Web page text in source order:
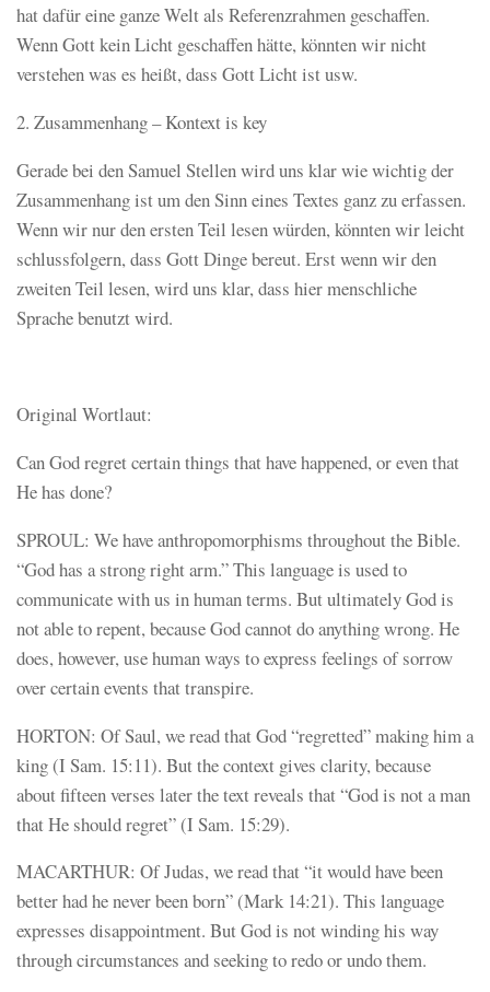
hat dafür eine ganze Welt als Referenzrahmen geschaffen.
Wenn Gott kein Licht geschaffen hätte, könnten wir nicht
verstehen was es heißt, dass Gott Licht ist usw.
2. Zusammenhang – Kontext is key
Gerade bei den Samuel Stellen wird uns klar wie wichtig der
Zusammenhang ist um den Sinn eines Textes ganz zu erfassen.
Wenn wir nur den ersten Teil lesen würden, könnten wir leicht
schlussfolgern, dass Gott Dinge bereut. Erst wenn wir den
zweiten Teil lesen, wird uns klar, dass hier menschliche
Sprache benutzt wird.
Original Wortlaut:
Can God regret certain things that have happened, or even that
He has done?
SPROUL: We have anthropomorphisms throughout the Bible.
“God has a strong right arm.” This language is used to
communicate with us in human terms. But ultimately God is
not able to repent, because God cannot do anything wrong. He
does, however, use human ways to express feelings of sorrow
over certain events that transpire.
HORTON: Of Saul, we read that God “regretted” making him a
king (I Sam. 15:11). But the context gives clarity, because
about fifteen verses later the text reveals that “God is not a man
that He should regret” (I Sam. 15:29).
MACARTHUR: Of Judas, we read that “it would have been
better had he never been born” (Mark 14:21). This language
expresses disappointment. But God is not winding his way
through circumstances and seeking to redo or undo them.